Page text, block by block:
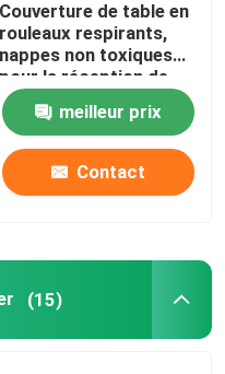
Couverture de table en
rouleaux respirants,
nappes non toxiques
pour la réception de
mariage
meilleur prix
Contact
(15)